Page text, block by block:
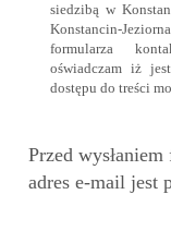
siedzibą w
Konstancin-
formularza
oświadczam iż
dostępu do treści
Przed
adres e-mail jest